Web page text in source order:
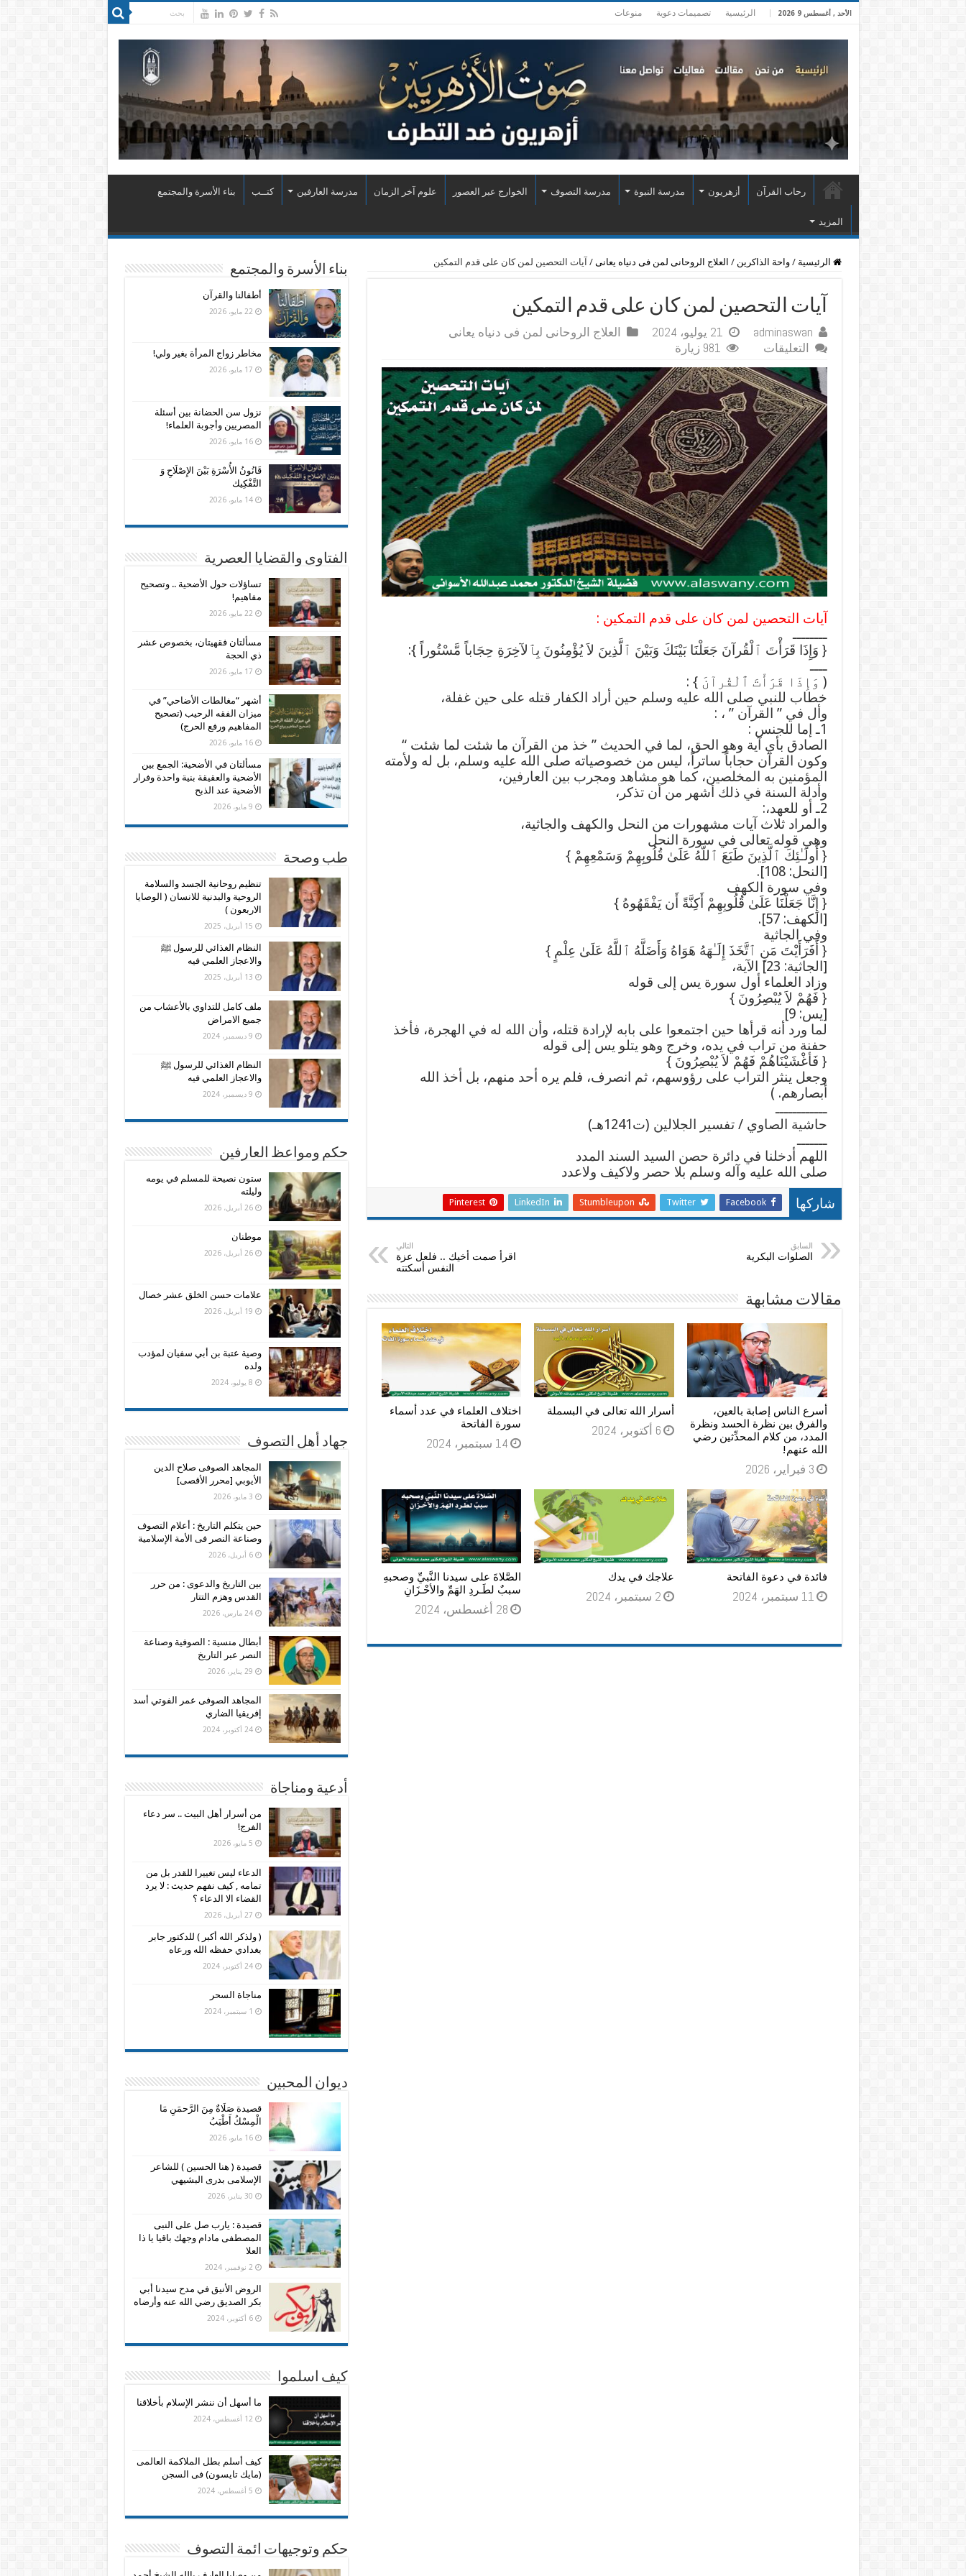
الأحد , أغسطس 9 2026 الرئيسية تصميمات دعوية منوعات
رحاب القرآن أزهريون مدرسة النبوة مدرسة التصوف الخوارج عبر العصور علوم آخر الزمان مدرسة العارفين كتــب بناء الأسرة والمجتمع
المزيد
الرئيسية / واحة الذاكرين / العلاج الروحانى لمن فى دنياه يعانى / آيات التحصين لمن كان على قدم التمكين
آيات التحصين لمن كان على قدم التمكين
adminaswan 21 يوليو، 2024
العلاج الروحانى لمن فى دنياه يعانى
التعليقات
التحصين
لمن
كان
على
قدم
التمكين
مغلقة
981 زيارة
آيات التحصين لمن كان على قدم التمكين :
ــــــــ
{ وَإِذَا قَرَأْتَ ٱلْقُرآنَ جَعَلْنَا بَيْنَكَ وَبَيْنَ ٱلَّذِينَ لاَ يُؤْمِنُونَ بِٱلآخِرَةِ حِجَاباً مَّسْتُوراً }:
ــــ
( وَإِذَا قَرَأْتَ ٱلْقُرآنَ } :
خطاب للنبي صلى الله عليه وسلم حين أراد الكفار قتله على حين غفلة،
وأل في ” القرآن ” ، :
1ـ إما للجنس :
الصادق بأي آية وهو الحق، لما في الحديث ” خذ من القرآن ما شئت لما شئت “
وكون القرآن حجاباً ساتراً، ليس من خصوصياته صلى الله عليه وسلم، بل له ولأمته
المؤمنين به المخلصين، كما هو مشاهد ومجرب بين العارفين،
وأدلة السنة في ذلك أشهر من أن تذكر،
2ـ أو للعهد،:
والمراد ثلاث آيات مشهورات من النحل والكهف والجاثية،
وهي قوله تعالى في سورة النحل
{ أُولَـٰئِكَ ٱلَّذِينَ طَبَعَ ٱللَّهُ عَلَىٰ قُلُوبِهِمْ وَسَمْعِهِمْ }
[النحل: 108].
وفي سورة الكهف
{ إِنَّا جَعَلْنَا عَلَىٰ قُلُوبِهِمْ أَكِنَّةً أَن يَفْقَهُوهُ }
[الكهف: 57].
وفي الجاثية
{ أَفَرَأَيْتَ مَنِ ٱتَّخَذَ إِلَـٰهَهُ هَوَاهُ وَأَضَلَّهُ ٱللَّهُ عَلَىٰ عِلْمٍ }
[الجاثية: 23] الآية،
وزاد العلماء أول سورة يس إلى قوله
{ فَهُمْ لاَ يُبْصِرُونَ }
[يس: 9]
لما ورد أنه قرأها حين اجتمعوا على بابه لإرادة قتله، وأن الله له في الهجرة، فأخذ
حفنة من تراب في يده، وخرج وهو يتلو يس إلى قوله
{ فَأغْشَيْنَاهُمْ فَهُمْ لاَ يُبْصِرُونَ }
وجعل ينثر التراب على رؤوسهم، ثم انصرف، فلم يره أحد منهم، بل أخذ الله
أبصارهم. )
ــــــــــــ
حاشية الصاوي / تفسير الجلالين (ت1241هـ)
ـــــــ
اللهم أدخلنا في دائرة حصن السيد السند المدد
صلى الله عليه وآله وسلم بلا حصر ولاكيف ولاعدد
شاركها Facebook
Twitter
Stumbleupon
LinkedIn
Pinterest
السابق
الصلوات البكرية
التالي
اقرأ صمت أخيك .. فلعل عزة
النفس أسكتته
مقالات مشابهة
أسرع الناس إصابة بالعين،
والفرق بين نظرة الحسد ونظرة
المدد، من كلام المحدِّثين رضي
الله عنهم!
3 فبراير، 2026
أسرار الله تعالى في البسملة
6 أكتوبر، 2024
اختلاف العلماء في عدد أسماء
سورة الفاتحة
14 سبتمبر، 2024
فائدة في دعوة الفاتحة
11 سبتمبر، 2024
علاجك في يدك
2 سبتمبر، 2024
الصَّلاةَ على سيدنا النَّبيِّ وصحبهِ
سببٌ لطَـردِ الهَمِّ والأحْـزَانِ
28 أغسطس، 2024
بناء الأسرة والمجتمع
أطفالنا والقرآن
22 مايو، 2026
مخاطر زواج المرأة بغير ولي!
17 مايو، 2026
نزول سن الحضانة بين أسئلة
المصريين وأجوبة العلماء!
16 مايو، 2026
قَانُونُ الأُسْرَةِ بَيْنَ الإِصْلَاحِ وَ
التَّفْكِيك
14 مايو، 2026
الفتاوى والقضايا العصرية
تساؤلات حول الأضحية .. وتصحيح
مفاهيم!
22 مايو، 2026
مسألتان فقهيتان، بخصوص عشر
ذي الحجة
17 مايو، 2026
أشهر “مغالطات الأضاحي” في
ميزان الفقه الرحيب (تصحيح
المفاهيم ورفع الحرج)
16 مايو، 2026
مسألتان في الأضحية: الجمع بين
الأضحية والعقيقة بنية واحدة وفرار
الأضحية عند الذبح
9 مايو، 2026
طب وصحة
تنظيم روحانية الجسد والسلامة
الروحية والبدنية للانسان ( الوصايا
الاربعون )
15 أبريل، 2025
النظام الغذائي للرسول ﷺ
والاعجاز العلمي فيه
13 أبريل، 2025
ملف كامل للتداوي بالأعشاب من
جميع الامراض
9 ديسمبر، 2024
النظام الغذائي للرسول ﷺ
والاعجاز العلمي فيه
9 ديسمبر، 2024
حكم ومواعظ العارفين
ستون نصيحة للمسلم في يومه
وليلته
26 أبريل، 2026
موطنان
26 أبريل، 2026
علامات حسن الخلق عشر خصال
19 أبريل، 2026
وصية عتبة بن أبي سفيان لمؤدب
ولده
8 يوليو، 2024
جهاد أهل التصوف
المجاهد الصوفى صلاح الدين
الأيوبي [محرر الأقصى]
3 مايو، 2026
حين يتكلم التاريخ : أعلام التصوف
وصناعة النصر فى الأمة الإسلامية
6 أبريل، 2026
بين التاريخ والدعوى : من حرر
القدس وهزم التتار
24 مارس، 2026
أبطال منسية : الصوفية وصناعة
النصر عبر التاريخ
29 يناير، 2026
المجاهد الصوفى عمر الفوتي أسد
إفريقيا الضاري
24 أكتوبر، 2024
أدعية ومناجاة
من أسرار أهل البيت .. سر دعاء
الفرج!
5 مايو، 2026
الدعاء ليس تغييرا للقدر بل من
تمامه , كيف نفهم حديث : لا يرد
القضاء الا الدعاء ؟
27 أبريل، 2026
( ولذكر الله أكبر ) للدكتور جابر
بغدادي حفظه الله ورعاه
24 أكتوبر، 2024
مناجاة السحر
1 سبتمبر، 2024
ديوان المحبين
قصيدة صَلَاةٌ مِنَ الرَّحمَنِ مَا
الْمِسْكُ أَطْيَبُ
16 مايو، 2026
قصيدة ( هنا الحسين ) للشاعر
الإسلامى بدرى البشيهي
30 يناير، 2026
قصيدة : يارب صل على النبى
المصطفى مادام وجهك باقيا يا ذا
العلا
2 نوفمبر، 2024
الروض الأنيق في مدح سيدنا أبي
بكر الصديق رضي الله عنه وأرضاه
6 أكتوبر، 2024
كيف اسلموا
ما أسهل أن ننشر الإسلام بأخلاقنا
12 أغسطس، 2024
كيف أسلم بطل الملاكمة العالمى
(مايك تايسون) فى السجن
5 أغسطس، 2024
حكم وتوجيهات ائمة التصوف